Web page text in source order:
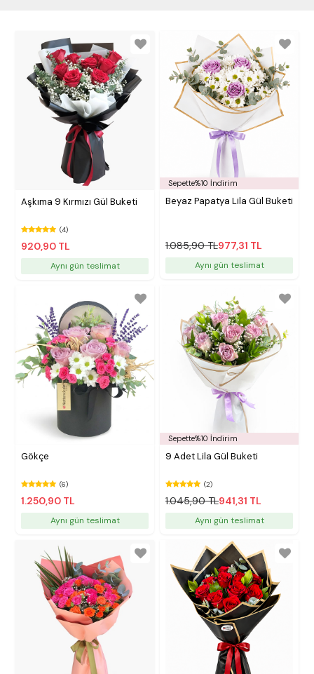
Aşkıma 9 Kırmızı Gül Buketi
(4)
920,90 TL
Aynı gün teslimat
Sepette%10 İndirim
Beyaz Papatya Lila Gül Buketi
1.085,90 TL977,31 TL
Aynı gün teslimat
Gökçe
(6)
1.250,90 TL
Aynı gün teslimat
Sepette%10 İndirim
9 Adet Lila Gül Buketi
(2)
1.045,90 TL941,31 TL
Aynı gün teslimat